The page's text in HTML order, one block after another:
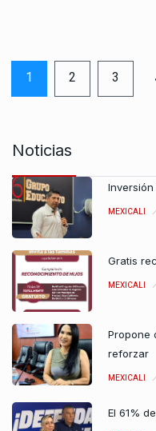
1 2 3
Noticias
MEXICALI
Gratis
MEXICALI
Propone
reforzar
MEXICALI
El 61%